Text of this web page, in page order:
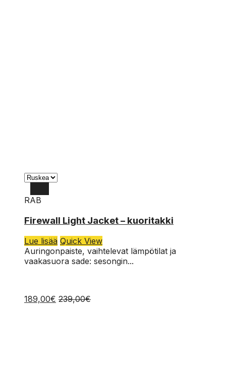
M
RAB
Firewall Light Jacket – kuoritakki
Lue lisää Quick View
Auringonpaiste, vaihtelevat lämpötilat ja
vaakasuora sade: sesongin...
189,00€ 239,00€